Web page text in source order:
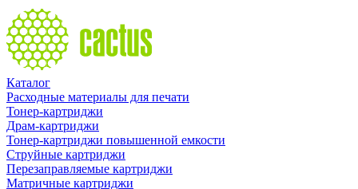
Каталог
Расходные материалы для печати
Тонер-картриджи
Драм-картриджи
Тонер-картриджи повышенной емкости
Струйные картриджи
Перезаправляемые картриджи
Матричные картриджи